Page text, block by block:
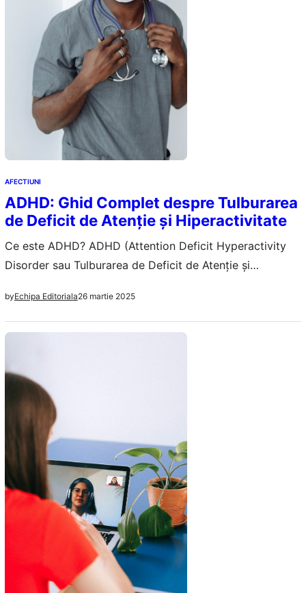
AFECTIUNI
ADHD: Ghid Complet despre Tulburarea
de Deficit de Atenție și Hiperactivitate
Ce este ADHD? ADHD (Attention Deficit Hyperactivity
Disorder sau Tulburarea de Deficit de Atenție și
afectează capacitatea de a acorda atenție, de a controla
impulsurile și de a regla nivelul de activitate. Deși este
byEchipa Editoriala26 martie 2025